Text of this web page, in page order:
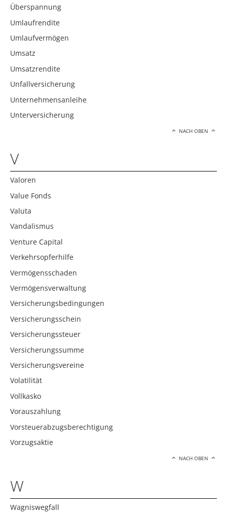
Überspannung
Umlaufrendite
Umlaufvermögen
Umsatz
Umsatzrendite
Unfallversicherung
Unternehmensanleihe
Unterversicherung
NACH OBEN
V
Valoren
Value Fonds
Valuta
Vandalismus
Venture Capital
Verkehrsopferhilfe
Vermögensschaden
Vermögensverwaltung
Versicherungsbedingungen
Versicherungsschein
Versicherungssteuer
Versicherungssumme
Versicherungsvereine
Volatilität
Vollkasko
Vorauszahlung
Vorsteuerabzugsberechtigung
Vorzugsaktie
NACH OBEN
W
Wagniswegfall